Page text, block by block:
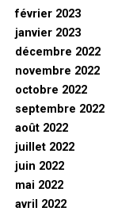
février 2023
janvier 2023
décembre 2022
novembre 2022
octobre 2022
septembre 2022
août 2022
juillet 2022
juin 2022
mai 2022
avril 2022